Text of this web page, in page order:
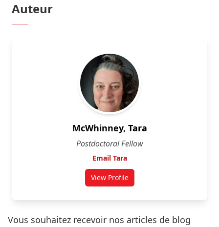
Auteur
McWhinney, Tara
Postdoctoral Fellow
Email Tara
View Profile
Vous souhaitez recevoir nos articles de blog